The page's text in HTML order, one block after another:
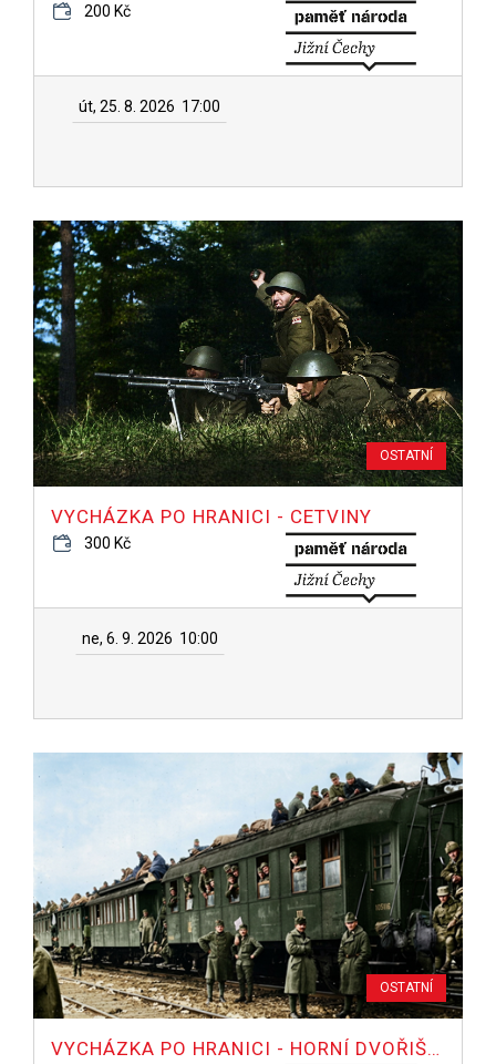
200 Kč
út, 25. 8. 2026 17:00
OSTATNÍ
VYCHÁZKA PO HRANICI - CETVINY
300 Kč
ne, 6. 9. 2026 10:00
OSTATNÍ
VYCHÁZKA PO HRANICI - HORNÍ DVOŘIŠTĚ